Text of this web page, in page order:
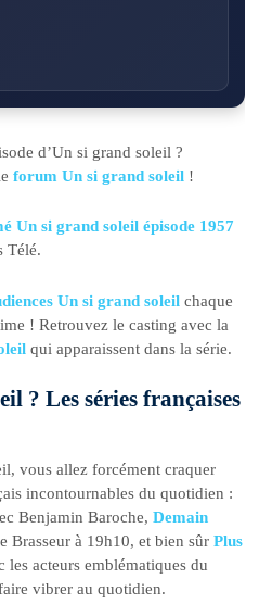
d’Un si grand soleil ?
forum Un si grand soleil !
Un si grand soleil épisode 1957
Télé.
Un si grand soleil chaque
! Retrouvez le casting avec la
qui apparaissent dans la série.
? Les séries françaises
vous allez forcément craquer
incontournables du quotidien :
Benjamin Baroche,Demain
Brasseur à 19h10, et bien sûrPlus
les acteurs emblématiques du
vibrer au quotidien.